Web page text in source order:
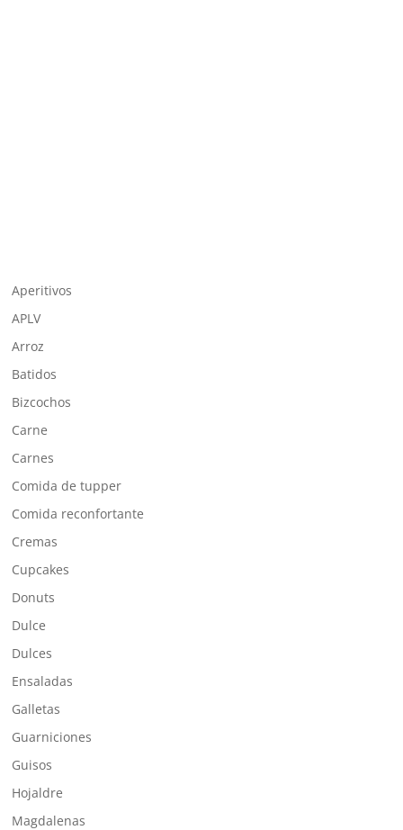
Aperitivos
APLV
Arroz
Batidos
Bizcochos
Carne
Carnes
Comida de tupper
Comida reconfortante
Cremas
Cupcakes
Donuts
Dulce
Dulces
Ensaladas
Galletas
Guarniciones
Guisos
Hojaldre
Magdalenas